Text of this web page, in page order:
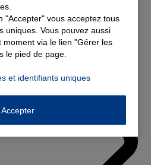
"Accepter" vous acceptez tous
uniques. Vous pouvez aussi
moment via le lien "Gérer les
le pied de page.
et identifiants uniques
Accepter